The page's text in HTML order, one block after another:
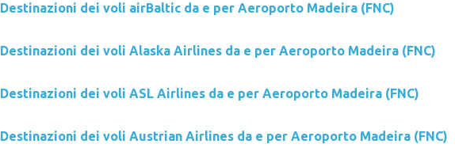
Destinazioni dei voli airBaltic da e per Aeroporto Madeira (FNC)
Destinazioni dei voli Alaska Airlines da e per Aeroporto Madeira (FNC)
Destinazioni dei voli ASL Airlines da e per Aeroporto Madeira (FNC)
Destinazioni dei voli Austrian Airlines da e per Aeroporto Madeira (FNC)